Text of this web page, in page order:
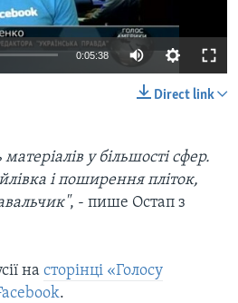
0:05:38
Direct link
у більшості сфер.
і поширення пліток,
, - пише Остап з
на сторінці «Голосу
.